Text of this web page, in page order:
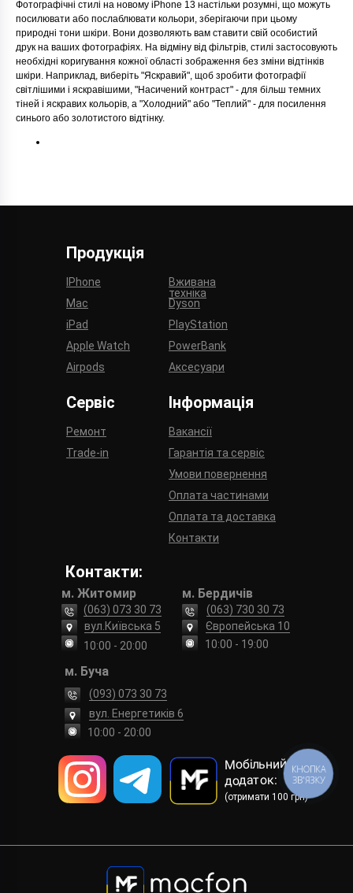
Фотографічні стилі на новому iPhone 13 настільки розумні, що можуть
посилювати або послаблювати кольори, зберігаючи при цьому
природні тони шкіри. Вони дозволяють вам ставити свій особистий
друк на ваших фотографіях. На відміну від фільтрів, стилі застосовують
необхідні коригування кожної області зображення без зміни відтінків
шкіри. Наприклад, виберіть "Яскравий", щоб зробити фотографії
світлішими і яскравішими, "Насичений контраст" - для більш темних
тіней і яскравих кольорів, а "Холодний" або "Теплий" - для посилення
синього або золотистого відтінку.
Продукція
IPhone
Mac
iPad
Apple Watch
Airpods
Вживана
техніка
Dyson
PlayStation
PowerBank
Аксесуари
Сервіс
Ремонт
Trade-in
Інформація
Вакансії
Гарантія та сервіс
Умови повернення
Оплата та доставка
Оплата частинами
Контакти
Контакти:
м. Житомир
вул.Київська 5
10:00 - 20:00
(063) 073 30 73
м. Бердичів
Європейська 10
10:00 - 19:00
(063) 730 30 73
Мобільний
додаток:
(отримати 100 грн)
м. Буча
вул. Енергетиків 6
(093) 073 30 73
10:00 - 20:00
КНОПКА
ЗВ'ЯЗКУ